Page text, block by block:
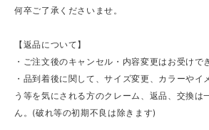
何卒ご了承くださいませ。
【返品について】
・ご注文後のキャンセル・内容変更はお受けで
・品到着後に関して、サイズ変更、カラーやイ
う等を気にされる方のクレーム、返品、交換は
ん。(破れ等の初期不良は除きます)